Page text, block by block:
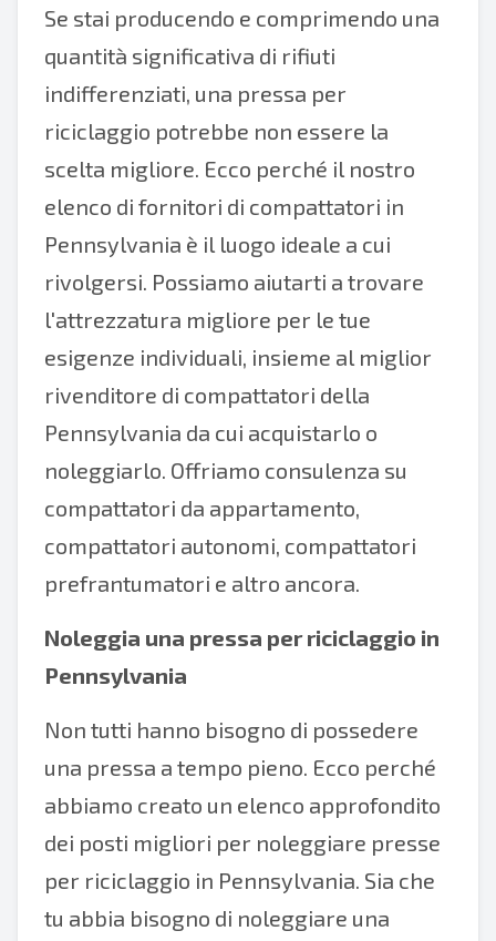
Se stai producendo e comprimendo una
quantità significativa di rifiuti
indifferenziati, una pressa per
riciclaggio potrebbe non essere la
scelta migliore. Ecco perché il nostro
elenco di fornitori di compattatori in
Pennsylvania è il luogo ideale a cui
rivolgersi. Possiamo aiutarti a trovare
l'attrezzatura migliore per le tue
esigenze individuali, insieme al miglior
rivenditore di compattatori della
Pennsylvania da cui acquistarlo o
noleggiarlo. Offriamo consulenza su
compattatori da appartamento,
compattatori autonomi, compattatori
prefrantumatori e altro ancora.
Noleggia una pressa per riciclaggio in
Pennsylvania
Non tutti hanno bisogno di possedere
una pressa a tempo pieno. Ecco perché
abbiamo creato un elenco approfondito
dei posti migliori per noleggiare presse
per riciclaggio in Pennsylvania. Sia che
tu abbia bisogno di noleggiare una